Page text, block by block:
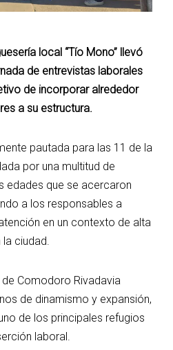
local “Tío Mono” llevó
de entrevistas laborales
de incorporar alrededor
a su estructura.
pautada para las 11 de la
por una multitud de
edades que se acercaron
a los responsables a
en un contexto de alta
ciudad.
Comodoro Rivadavia
de dinamismo y expansión,
de los principales refugios
laboral.